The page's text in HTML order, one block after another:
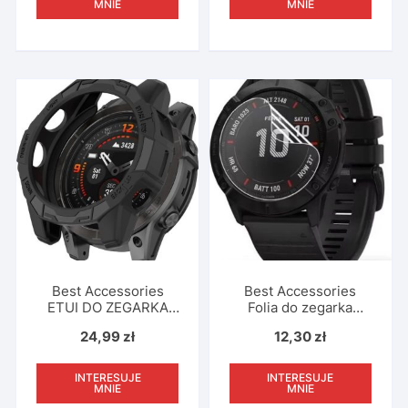
Smartwatch Czarny
USB Bezprzewodowe
MNIE
Smartwatch Biały USB
Bezprzewodowe
MNIE
Best Accessories
ETUI DO ZEGARKA
GARMIN FENIX 7
24,99zł
INTERESUJE
MNIE
Best Accessories
Folia do zegarka
Fenix 6X 39,4 MM
12,30zł
INTERESUJE
MNIE